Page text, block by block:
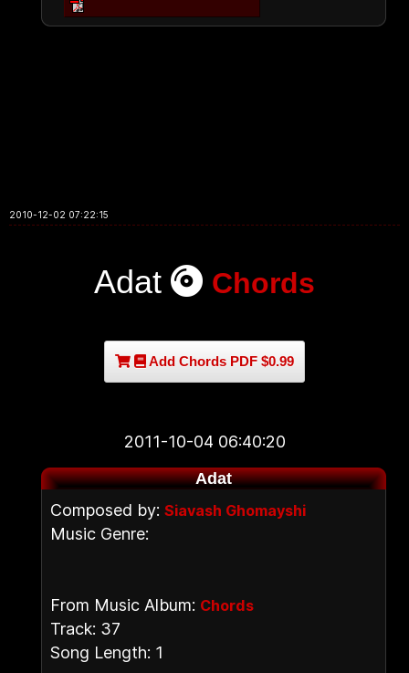
2010-12-02 07:22:15
Adat Chords
Add Chords PDF $0.99
2011-10-04 06:40:20
Adat
Composed by: Siavash Ghomayshi
Music Genre:
From Music Album: Chords
Track: 37
Song Length: 1